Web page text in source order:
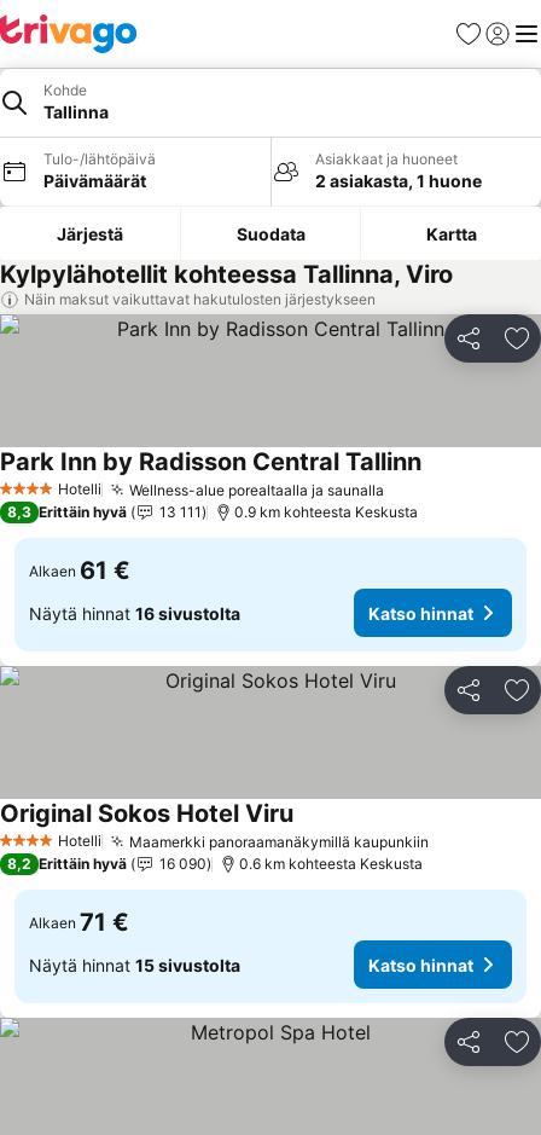
Suosikit
Kohde
Tallinna
Tulo-/lähtöpäivä
Päivämäärät
Asiakkaat ja huoneet
2 asiakasta, 1 huone
Järjestä Suodata Kartta
Kylpylähotellit kohteessa Tallinna, Viro
Näin maksut vaikuttavat hakutulosten järjestykseen
Jaa
4 Tähtiluokitus
Hotelli Wellness-alue porealtaalla ja saunalla
Park Inn by Radisson Central TallinnKatso hinnat
8,3 Erittäin hyvä 13 111 0.9 km kohteesta Keskusta
Alkaen 61 €
Näytä hinnat 16 sivustolta Katso hinnat
Jaa
4 Tähtiluokitus
Hotelli Maamerkki panoraamanäkymillä kaupunkiin
Original Sokos Hotel ViruKatso hinnat
8,2 Erittäin hyvä 16 090 0.6 km kohteesta Keskusta
Alkaen 71 €
Näytä hinnat 15 sivustolta Katso hinnat
Jaa